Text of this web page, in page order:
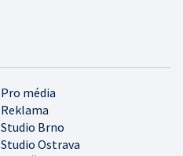
Pro média
Reklama
Studio Brno
Studio Ostrava